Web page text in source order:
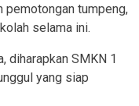
pemotongan tumpeng,
selama ini.
diharapkan SMKN 1
yang siap